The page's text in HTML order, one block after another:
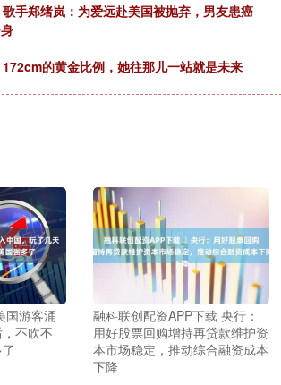
手郑绪岚：为爱远赴美国被抛弃，男友患癌
的黄金比例，她往那儿一站就是未来
国游客涌
不吹不
融科联创配资APP下载 ​央行：
用好股票回购增持再贷款维护资
本市场稳定，推动综合融资成本
下降